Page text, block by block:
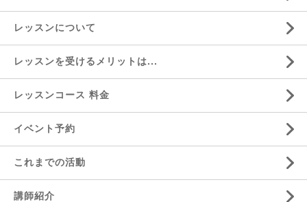
レッスンについて
レッスンを受けるメリットは...
レッスンコース 料金
イベント予約
これまでの活動
講師紹介